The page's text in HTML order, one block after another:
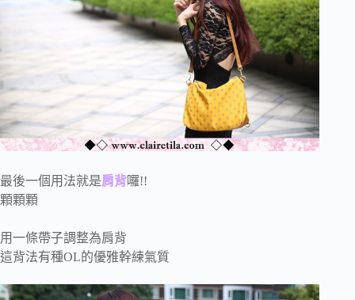
最後一個用法就是肩背囉!!
顆顆顆
用一條帶子調整為肩背
這背法有種OL的優雅幹練氣質